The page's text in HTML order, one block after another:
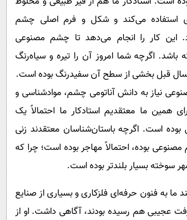
استفاده می‌کند و شکل و فرم اصلی چشم
این کار را انجام می‌دهد تا چشم مصنوعی
باشد. اگرچه شما امروز آن را تیره و سیاه‌رنگ
نیاز به دانش آناتومی چشم، موادشناسی و
همین ما معتقدیم استادکار ما احتمالاً یک
است. اگرچه باستان‌شناسان معتقدند زنی
بوده، احتمالاً مهاجر بوده است؛ چرا که
سوخته بسیار بلندتر بوده است.
ما به فنون حرفه‌ای فلزکاری و بسیاری از صنایع
عجیبی هم رسیده بودند، آگاهی داشت. او از